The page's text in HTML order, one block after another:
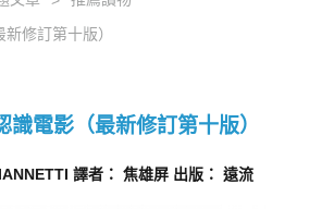
修訂第十版）
識電影（最新修訂第十版）
譯者： 焦雄屏 出版： 遠流